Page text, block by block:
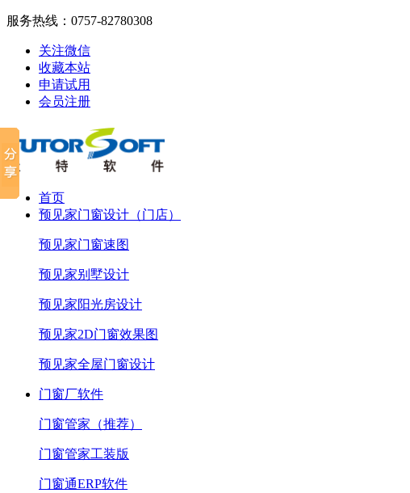
服务热线： 0757-82780308
关注微信
收藏本站
申请试用
会员注册
首页
预见家门窗设计（门店）
预见家门窗速图
预见家别墅设计
预见家阳光房设计
预见家2D门窗效果图
预见家全屋门窗设计
门窗厂软件
门窗管家（推荐）
门窗管家工装版
门窗通ERP软件